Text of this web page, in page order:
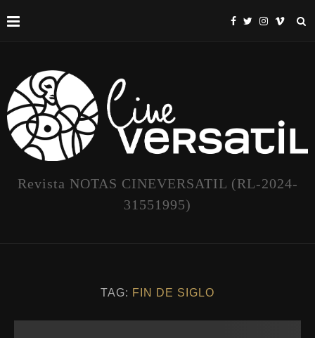
Revista NOTAS CINEVERSATIL (RL-2024-
31551995)
TAG: FIN DE SIGLO